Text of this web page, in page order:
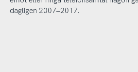
dagligen 2007–2017.